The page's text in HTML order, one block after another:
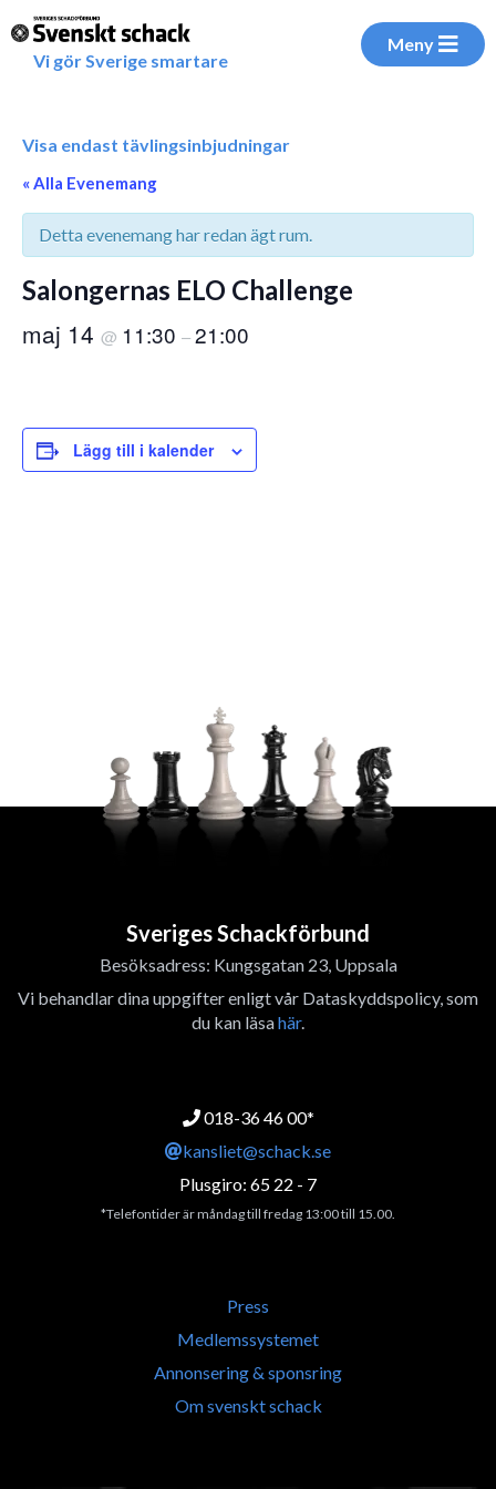
Vi gör Sverige smartare
Meny
Visa endast tävlingsinbjudningar
« Alla Evenemang
Detta evenemang har redan ägt rum.
Salongernas ELO Challenge
maj 14 @ 11:30 –21:00
Lägg till i kalender
Sveriges Schackförbund
Besöksadress: Kungsgatan 23, Uppsala
Vi behandlar dina uppgifter enligt vår Dataskyddspolicy, som
du kan läsahär.
018-36 46 00*
kansliet@schack.se
Plusgiro: 65 22 - 7
*Telefontider är måndag till fredag 13:00 till 15.00.
Press
Medlemssystemet
Annonsering & sponsring
Om svenskt schack